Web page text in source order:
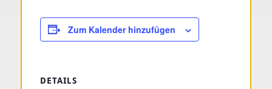
Zum Kalender hinzufügen
DETAILS